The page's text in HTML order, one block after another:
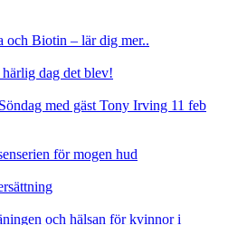
och Biotin – lär dig mer..
dag det blev!
med gäst Tony Irving 11 feb
för mogen hud
och hälsan för kvinnor i